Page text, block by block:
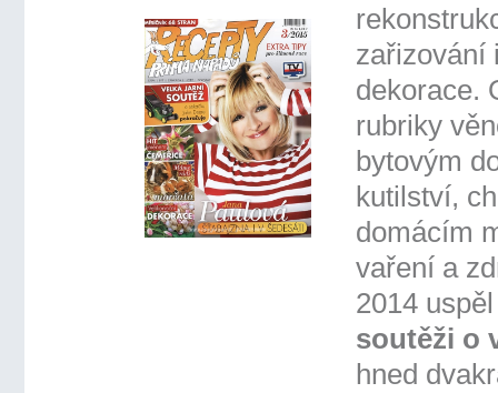
zařizování
dekorace.
rubriky
bytovým
kutilství,
domácím
vaření a
2014 uspěl
soutěži o
hned